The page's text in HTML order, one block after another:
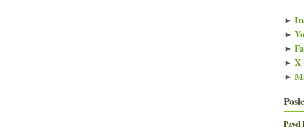
►
►
►
► X
►
Pavel